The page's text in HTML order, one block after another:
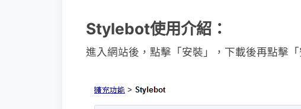
Stylebot使用介紹：
進入網站後，點擊「安裝」，下載後再點擊「